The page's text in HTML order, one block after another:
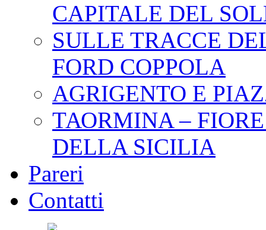
CAPITALE DEL
SULLE TRACCE
FORD COPPOLA
АGRIGENTO E
ТАОRMINA –
DELLA SICILIA
Pareri
Contatti